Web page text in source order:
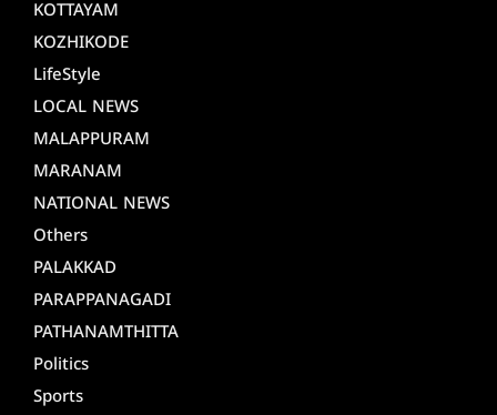
KOTTAYAM
KOZHIKODE
LifeStyle
LOCAL NEWS
MALAPPURAM
MARANAM
NATIONAL NEWS
Others
PALAKKAD
PARAPPANAGADI
PATHANAMTHITTA
Politics
Sports